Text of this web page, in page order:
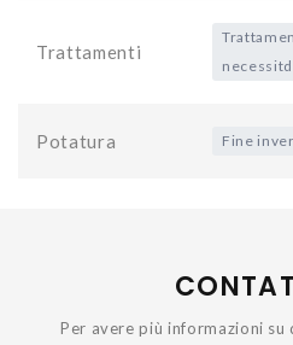
Trattamenti
Potatura Fine
Per avere più informazioni